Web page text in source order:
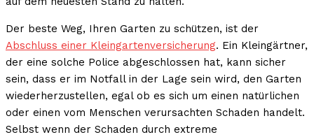
Der beste Weg, Ihren Garten zu schützen, ist der
Abschluss einer Kleingartenversicherung. Ein Kleingärtner,
der eine solche Police abgeschlossen hat, kann sicher
sein, dass er im Notfall in der Lage sein wird, den Garten
wiederherzustellen, egal ob es sich um einen natürlichen
oder einen vom Menschen verursachten Schaden handelt.
Selbst wenn der Schaden durch extreme